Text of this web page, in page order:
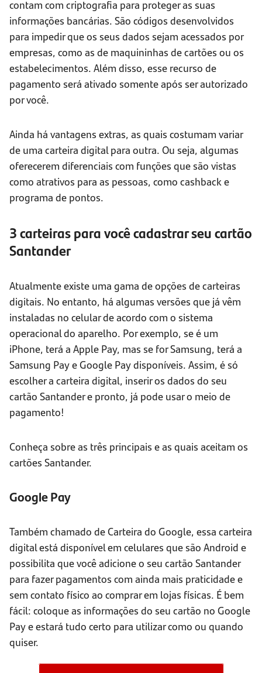
contam com criptografia para proteger as suas
informações bancárias. São códigos desenvolvidos
para impedir que os seus dados sejam acessados por
empresas, como as de maquininhas de cartões ou os
estabelecimentos. Além disso, esse recurso de
pagamento será ativado somente após ser autorizado
por você.
Ainda há vantagens extras, as quais costumam variar
de uma carteira digital para outra. Ou seja, algumas
oferecerem diferenciais com funções que são vistas
como atrativos para as pessoas, como cashback e
programa de pontos.
3 carteiras para você cadastrar seu cartão
Santander
Atualmente existe uma gama de opções de carteiras
digitais. No entanto, há algumas versões que já vêm
instaladas no celular de acordo com o sistema
operacional do aparelho. Por exemplo, se é um
iPhone, terá a Apple Pay, mas se for Samsung, terá a
Samsung Pay e Google Pay disponíveis. Assim, é só
escolher a carteira digital, inserir os dados do seu
cartão Santander e pronto, já pode usar o meio de
pagamento!
Conheça sobre as três principais e as quais aceitam os
cartões Santander.
Google Pay
Também chamado de Carteira do Google, essa carteira
digital está disponível em celulares que são Android e
possibilita que você adicione o seu cartão Santander
para fazer pagamentos com ainda mais praticidade e
sem contato físico ao comprar em lojas físicas. É bem
fácil: coloque as informações do seu cartão no Google
Pay e estará tudo certo para utilizar como ou quando
quiser.